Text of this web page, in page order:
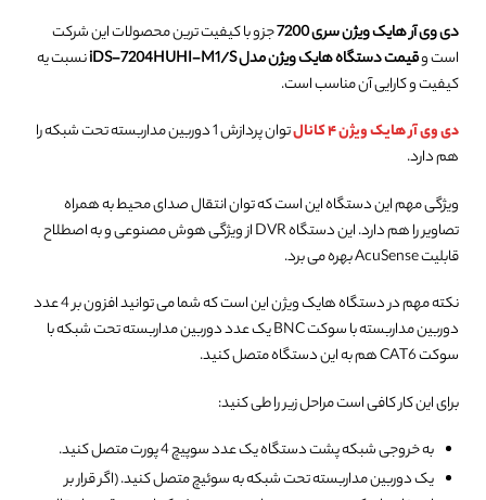
دی وی آر هایک ویژن سری 7200
جزو با کیفیت ترین محصولات این شرکت
است وقیمت دستگاه هایک ویژن مدل iDS-7204HUHI-M1/S
نسبت یه
کیفیت و کارایی آن مناسب است.
دی وی آر هایک ویژن ۴ کانال
توان پردازش 1 دوربین مداربسته تحت شبکه را
هم دارد.
ویژگی مهم این دستگاه این است که توان انتقال صدای محیط به همراه
تصاویر را هم دارد. این دستگاه DVR از ویژگی هوش مصنوعی و به اصطلاح
قابلیت AcuSense بهره می برد.
نکته مهم در دستگاه هایک ویژن این است که شما می توانید افزون بر 4 عدد
دوربین مداربسته با سوکت BNC یک عدد دوربین مداربسته تحت شبکه با
سوکت CAT6 هم به این دستگاه متصل کنید.
برای این کار کافی است مراحل زیر را طی کنید:
به خروجی شبکه پشت دستگاه یک عدد سوپیچ 4 پورت متصل کنید.
یک دوربین مداربسته تحت شبکه به سوئیچ متصل کنید. (اگر قرار بر